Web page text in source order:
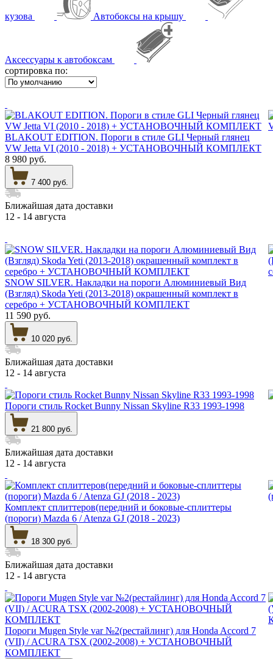
кузова Автобоксы на крышу
Аксессуары к автобоксам
сортировка по:
BLAKOUT EDITION. Пороги в стиле GLI Черный глянец
VW Jetta VI (2010 - 2018) + УСТАНОВОЧНЫЙ КОМПЛЕКТ
8 980 руб.
7 400 руб.
Ближайшая дата доставки
12 - 14 августа
SNOW SILVER. Накладки на пороги Алюминиевый Вид
(Взгляд) Skoda Yeti (2013-2018) окрашенный комплект в
серебро + УСТАНОВОЧНЫЙ КОМПЛЕКТ
11 590 руб.
10 020 руб.
Ближайшая дата доставки
12 - 14 августа
Пороги стиль Rocket Bunny Nissan Skyline R33 1993-1998
21 800 руб.
Ближайшая дата доставки
12 - 14 августа
Комплект сплиттеров(передний и боковые-сплиттеры
(пороги) Mazda 6 / Atenza GJ (2018 - 2023)
18 300 руб.
Ближайшая дата доставки
12 - 14 августа
Пороги Mugen Style var №2(рестайлинг) для Honda Accord 7
(VII) / ACURA TSX (2002-2008) + УСТАНОВОЧНЫЙ
КОМПЛЕКТ